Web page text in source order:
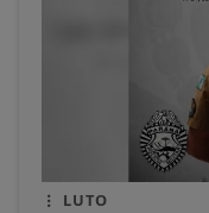
LUTO